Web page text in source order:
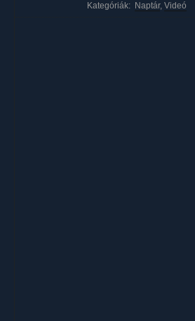
Kategóriák: Naptár, Videó